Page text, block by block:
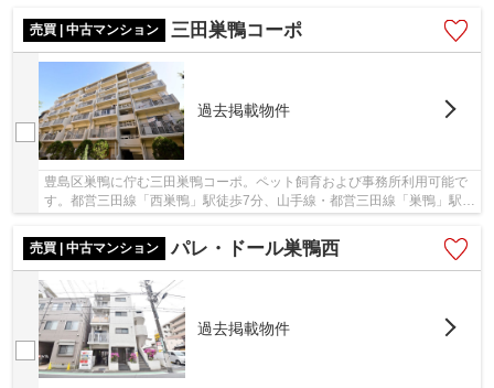
売買 | 中古マンション
三田巣鴨コーポ
過去掲載物件
豊島区巣鴨に佇む三田巣鴨コーポ。ペット飼育および事務所利用可能で
す。都営三田線「西巣鴨」駅徒歩7分、山手線・都営三田線「巣鴨」駅徒
歩17分。都心や空港へのアクセスも良く利便性...
売買 | 中古マンション
パレ・ドール巣鴨西
過去掲載物件